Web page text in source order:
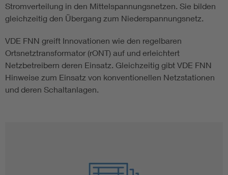
Digitalisierung und Metering
Versorgungsqualität Stromnetze
Innovative Netztechnologien
Stromverteilung in den Mittelspannungsnetzen. Sie bilden
gleichzeitig den Übergang zum Niederspannungsnetz.
VDE FNN greift Innovationen wie den regelbaren
Ortsnetztransformator (rONT) auf und erleichtert
Netzbetreibern deren Einsatz. Gleichzeitig gibt VDE FNN
Hinweise zum Einsatz von konventionellen Netzstationen
und deren Schaltanlagen.